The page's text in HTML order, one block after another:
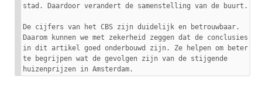
stad. Daardoor verandert de samenstelling van de buurt.
De cijfers van het CBS zijn duidelijk en betrouwbaar.
Daarom kunnen we met zekerheid zeggen dat de conclusies
in dit artikel goed onderbouwd zijn. Ze helpen om beter
te begrijpen wat de gevolgen zijn van de stijgende
huizenprijzen in Amsterdam.